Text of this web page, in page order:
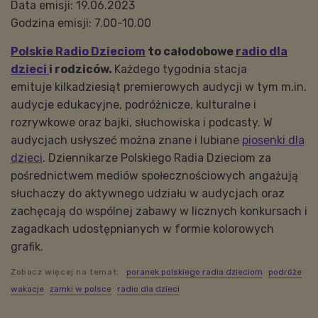
Data emisji: 19.06.2023
Godzina emisji: 7.00-10.00
Polskie Radio Dzieciom to całodobowe radio dla
dzieci i rodziców. Każdego tygodnia stacja
emituje kilkadziesiąt premierowych audycji w tym m.in.
audycje edukacyjne, podróżnicze, kulturalne i
rozrywkowe oraz bajki, słuchowiska i podcasty. W
audycjach usłyszeć można znane i lubiane piosenki dla
dzieci. Dziennikarze Polskiego Radia Dzieciom za
pośrednictwem mediów społecznościowych angażują
słuchaczy do aktywnego udziału w audycjach oraz
zachęcają do wspólnej zabawy w licznych konkursach i
zagadkach udostępnianych w formie kolorowych
grafik.
Zobacz więcej na temat: poranek polskiego radia dzieciom
podróże
wakacje zamki w polsce radio dla dzieci